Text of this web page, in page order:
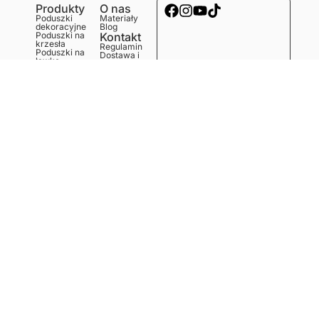
Produkty
Poduszki
dekoracyjne
Poduszki na
krzesła
Poduszki na
ławkę
O nas
Materiały
Blog
Kontakt
Regulamin
Dostawa i